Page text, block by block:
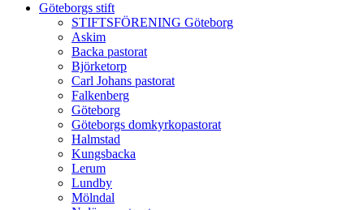
Göteborgs stift
STIFTSFÖRENING Göteborg
Askim
Backa pastorat
Björketorp
Carl Johans pastorat
Falkenberg
Göteborg
Göteborgs domkyrkopastorat
Halmstad
Kungsbacka
Lerum
Lundby
Mölndal